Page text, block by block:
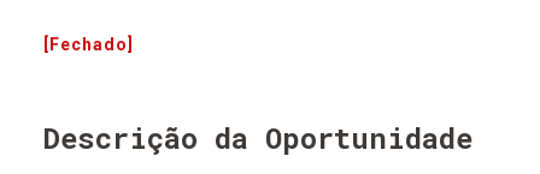
[Fechado]
Descrição da Oportunidade